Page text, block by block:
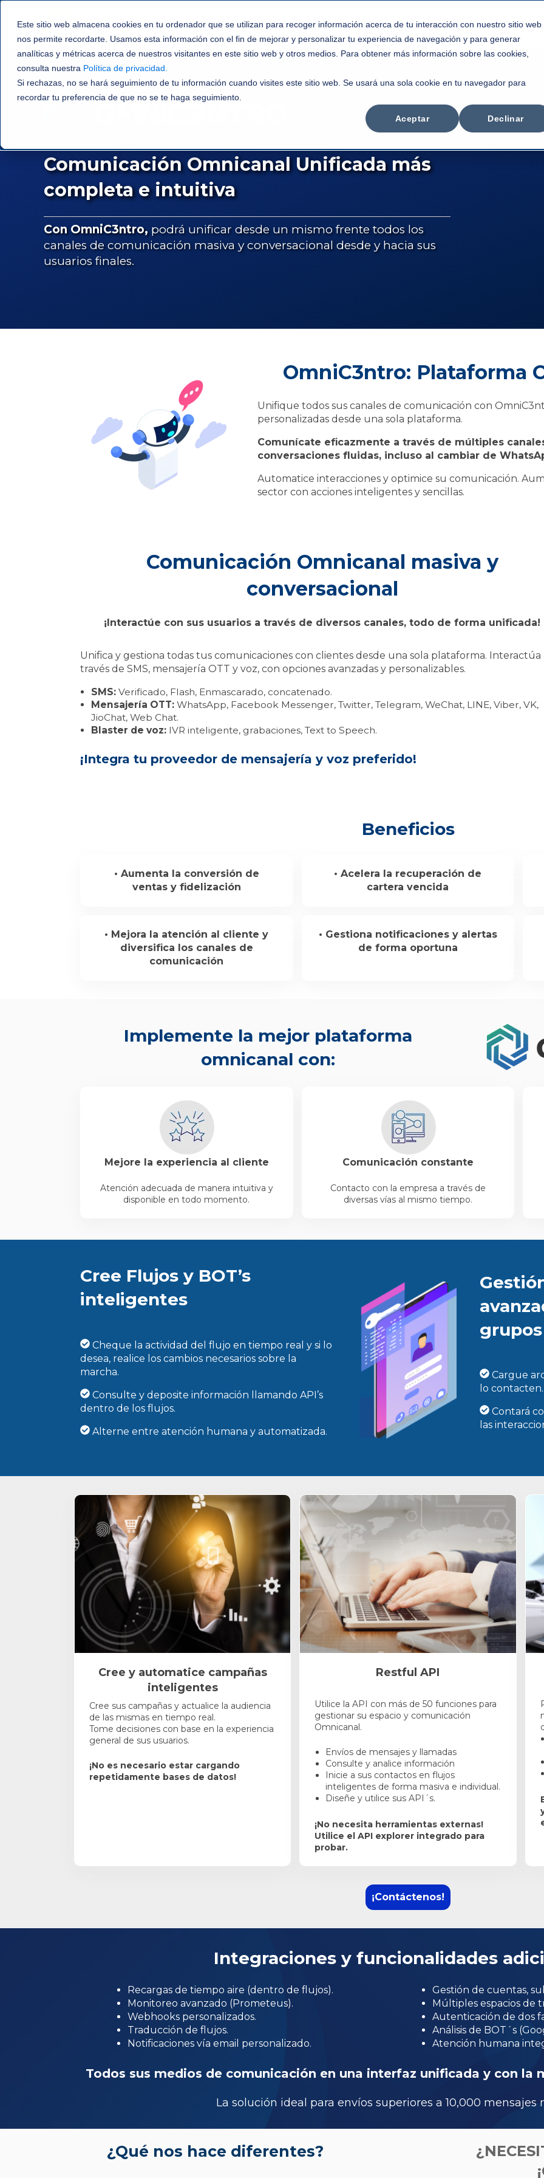
Este sitio web almacena cookies en tu ordenador que se utilizan para recoger información acerca de tu interacción con nuestro sitio web
nos permite recordarte. Usamos esta información con el fin de mejorar y personalizar tu experiencia de navegación y para generar
analíticas y métricas acerca de nuestros visitantes en este sitio web y otros medios. Para obtener más información sobre las cookies,
consulta nuestra Política de privacidad
Si rechazas, no se hará seguimiento de tu información cuando visites este sitio web. Se usará una sola cookie en tu navegador para
recordar tu preferencia de que no se te haga seguimiento.
Aceptar Declinar
SOLUTIONS
GLOBAL
Comunicación Omnicanal Unificada más
completa e intuitiva
Con OmniC3ntro,podrá unificar desde un mismo frente todos los
canales de comunicación masiva y conversacional desde y hacia sus
usuarios finales.
OmniC3ntro: Plataforma
Unifique todos sus canales de comunicación con
personalizadas desde una sola plataforma.
Comunícate eficazmente a través de múltiples
conversaciones fluidas, incluso al cambiar de
Automatice interacciones y optimice su comunicación.
sector con acciones inteligentes y sencillas.
Comunicación Omnicanal masiva y
conversacional
¡Interactúe con sus usuarios a través de diversos canales, todo de forma unificada!
Unifica y gestiona todas tus comunicaciones con clientes desde una sola plataforma. Interactúa
través de SMS, mensajería OTT y voz, con opciones avanzadas y personalizables.
SMS:Verificado, Flash, Enmascarado, concatenado.
Mensajería OTT:WhatsApp, Facebook Messenger, Twitter, Telegram, WeChat, LINE, Viber, VK,
JioChat, Web Chat.
Blaster de voz:IVR inteligente, grabaciones, Text to Speech.
¡Integra tu proveedor de mensajería y voz preferido!
Beneficios
• Aumenta la conversión de
ventas y fidelización
• Acelera la recuperación de
cartera vencida
• Mejora la atención al cliente y
diversifica los canales de
comunicación
• Gestiona notificaciones y alertas
de forma oportuna
Implemente la mejor plataforma
omnicanal con:
Mejore la experiencia al cliente
Atención adecuada de manera intuitiva y
disponible en todo momento.
Comunicación constante
Contacto con la empresa a través de
diversas vías al mismo tiempo.
Cree Flujos y BOT’s
inteligentes
Cheque la actividad del flujo en tiempo real y si lo
desea, realice los cambios necesarios sobre la
marcha.
Consulte y deposite información llamando API’s
dentro de los flujos.
Alterne entre atención humana y automatizada.
grupos
Cargue
lo contacten.
Contará
las
Cree y automatice campañas
inteligentes
Cree sus campañas y actualice la audiencia
de las mismas en tiempo real.
Tome decisiones con base en la experiencia
general de sus usuarios.
¡No es necesario estar cargando
repetidamente bases de datos!
Restful API
Utilice la API con más de 50 funciones para
gestionar su espacio y comunicación
Omnicanal.
Envíos de mensajes y llamadas
Consulte y analice información
Inicie a sus contactos en flujos
inteligentes de forma masiva e individual.
Diseñe y utilice sus API´s.
¡No necesita herramientas externas!
Utilice el API explorer integrado para
probar.
¡Contáctenos!
Integraciones y funcionalidades
Recargas de tiempo aire (dentro de flujos).
Monitoreo avanzado (Prometeus).
Webhooks personalizados.
Traducción de flujos.
Notificaciones vía email personalizado.
Gestión de cuentas,
Múltiples espacios de
Autenticación de dos
Análisis de BOT´s
Atención humana
Todos sus medios de comunicación en una interfaz unificada y con la
La solución ideal para envíos superiores a 10,000 mensajes
¿Qué nos hace diferentes?